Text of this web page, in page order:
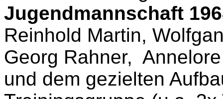
Jugendmannschaft
Reinhold Martin,
Georg Rahner,
und dem gezielten